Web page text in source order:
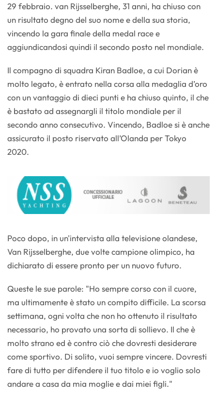
29 febbraio. van Rijsselberghe, 31 anni, ha chiuso con
un risultato degno del suo nome e della sua storia,
vincendo la gara finale della medal race e
aggiundicandosi quindi il secondo posto nel mondiale.
Il compagno di squadra Kiran Badloe, a cui Dorian è
molto legato, è entrato nella corsa alla medaglia d’oro
con un vantaggio di dieci punti e ha chiuso quinto, il che
è bastato ad assegnargli il titolo mondiale per il
secondo anno consecutivo. Vincendo, Badloe si è anche
assicurato il posto riservato all’Olanda per Tokyo
2020.
Poco dopo, in un'intervista alla televisione olandese,
Van Rijsselberghe, due volte campione olimpico, ha
dichiarato di essere pronto per un nuovo futuro.
Queste le sue parole: "Ho sempre corso con il cuore,
ma ultimamente è stato un compito difficile. La scorsa
settimana, ogni volta che non ho ottenuto il risultato
necessario, ho provato una sorta di sollievo. Il che è
molto strano ed è contro ciò che dovresti desiderare
come sportivo. Di solito, vuoi sempre vincere. Dovresti
fare di tutto per difendere il tuo titolo e io voglio solo
andare a casa da mia moglie e dai miei figli."